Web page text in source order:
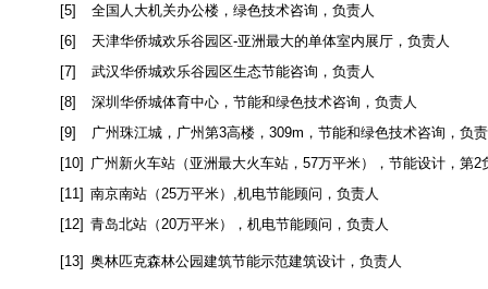
[5]
全国人大机关办公楼，绿色技术咨询，负责人
[6]
天津华侨城欢乐谷园区-亚洲最大的单体室内展厅，负责人
[7]
武汉华侨城欢乐谷园区生态节能咨询，负责人
[8]
深圳华侨城体育中心，节能和绿色技术咨询，负责人
[9]
广州珠江城，广州第3高楼， 309m ，节能和绿色技术咨询，负
[10] 广州新火车站（亚洲最大火车站， 57万平米），节能设计，第2
[11] 南京南站（25万平米） ,机电节能顾问，负责人
[12] 青岛北站（20万平米），机电节能顾问，负责人
[13] 奥林匹克森林公园建筑节能示范建筑设计，负责人